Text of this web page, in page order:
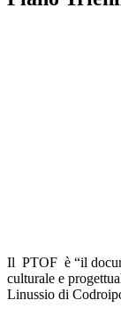
Il PTOF è “il
culturale e
Linussio di